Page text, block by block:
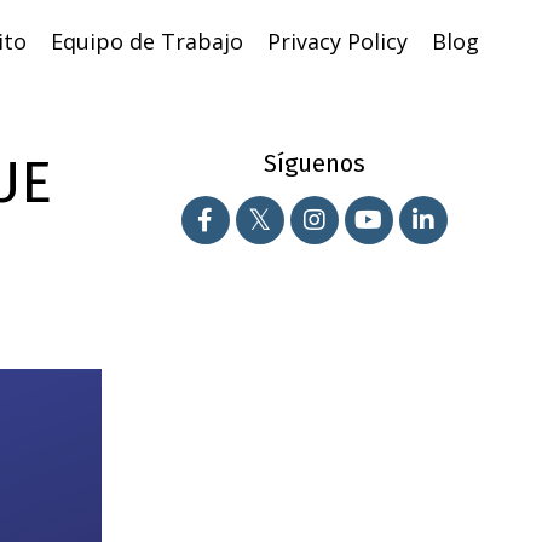
Equipo de Trabajo Privacy Policy Blog
Síguenos